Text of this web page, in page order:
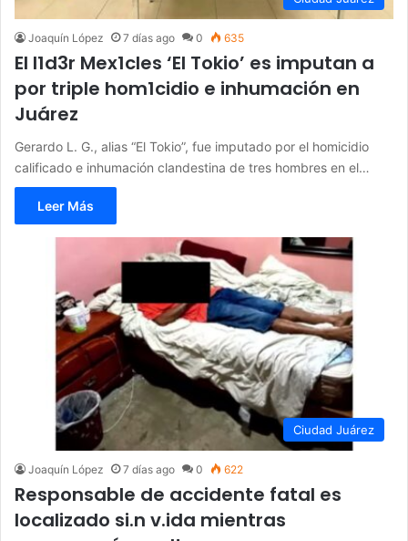
Joaquín López 7 días ago 0 635
El l1d3r Mex1cles ‘El Tokio’ es imputan a
por triple hom1cidio e inhumación en
Juárez
Gerardo L. G., alias “El Tokio”, fue imputado por el homicidio
calificado e inhumación clandestina de tres hombres en el…
Leer Más
Ciudad Juárez
Joaquín López 7 días ago 0 622
Responsable de accidente fatal es
localizado si.n v.ida mientras